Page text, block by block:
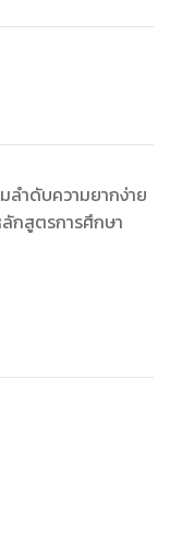
ลำดับความยากง่าย
กสูตรการศึกษา
น หลักการเขียนคำ
นได้รวบรวม และ
วามสัมพันธ์กันของ
ษาระดับประถม
เรียนหรือใช้อ้างอิง
จไว้ใช้อ้างอิงและ